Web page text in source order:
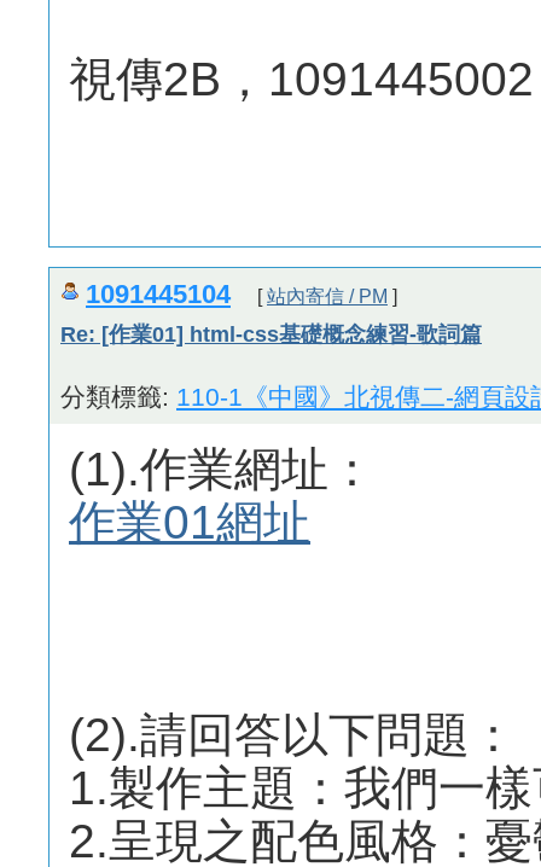
視傳2B，1091445002
1091445104 [站內寄信 / PM ]
Re: [作業01] html-css基礎概念練習-歌詞篇
分類標籤: 110-1《中國》北視傳二-網頁設
(1).作業網址：
作業01網址
(2).請回答以下問題：
1.製作主題：我們一
2.呈現之配色風格：